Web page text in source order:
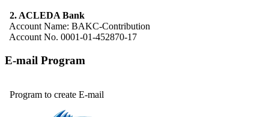
2. ACLEDA Bank
Account Name: BAKC-Contribution
Account No. 0001-01-452870-17
E-mail Program
Program to create E-mail